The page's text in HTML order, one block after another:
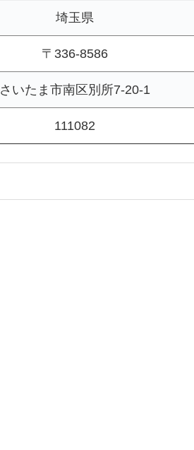
埼玉県
〒336-8586
さいたま市南区別所7-20-1
111082